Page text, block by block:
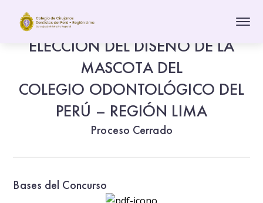
ELECCIÓN DEL DISEÑO DE LA
MASCOTA DEL
COLEGIO ODONTOLÓGICO DEL
PERÚ – REGIÓN LIMA
Proceso Cerrado
Bases del Concurso